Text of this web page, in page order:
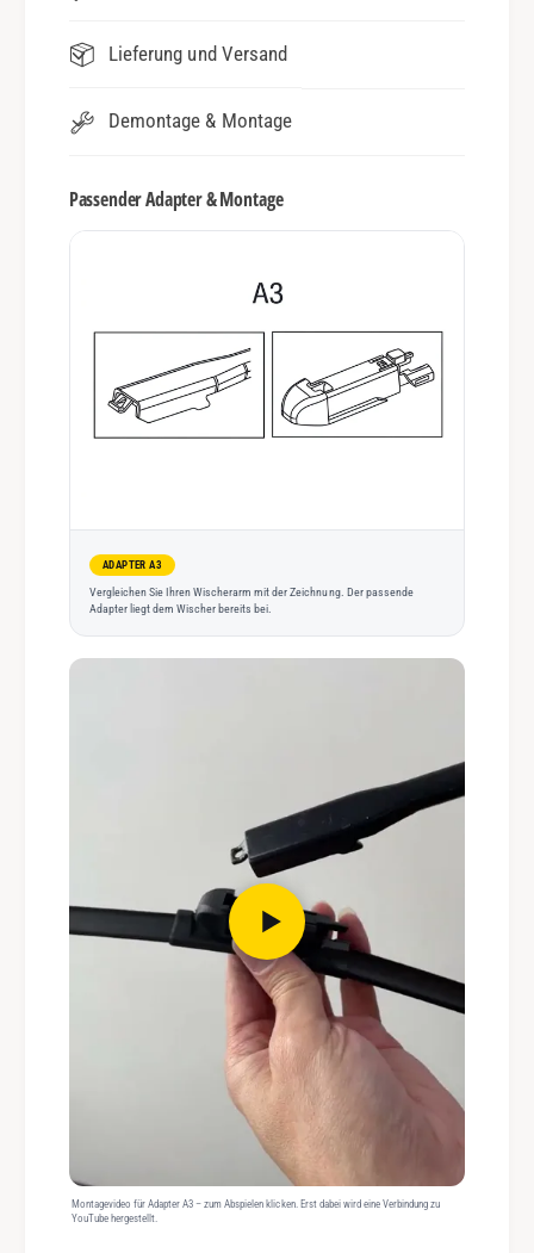
Lieferung und Versand
Demontage & Montage
Passender Adapter & Montage
ADAPTER A3
Vergleichen Sie Ihren Wischerarm mit der Zeichnung. Der passende
Adapter liegt dem Wischer bereits bei.
Montagevideo für Adapter A3 – zum Abspielen klicken. Erst dabei wird eine Verbindung zu
YouTube hergestellt.